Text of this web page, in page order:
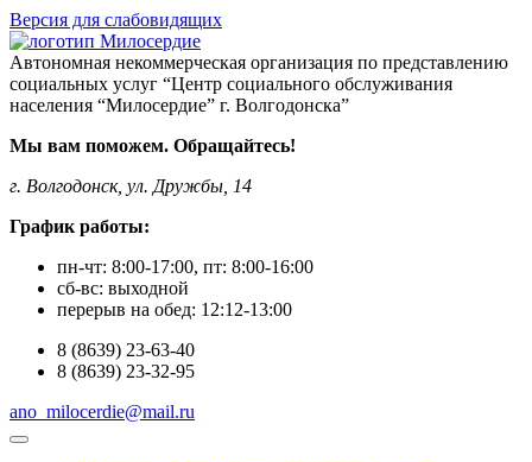
Версия для слабовидящих
Автономная некоммерческая организация по представлению
социальных услуг “Центр социального обслуживания
населения “Милосердие” г. Волгодонска”
Мы вам поможем. Обращайтесь!
г. Волгодонск, ул. Дружбы, 14
График работы:
пн-чт: 8:00-17:00, пт: 8:00-16:00
сб-вс: выходной
перерыв на обед: 12:12-13:00
8 (8639) 23-63-40
8 (8639) 23-32-95
ano_milocerdie@mail.ru